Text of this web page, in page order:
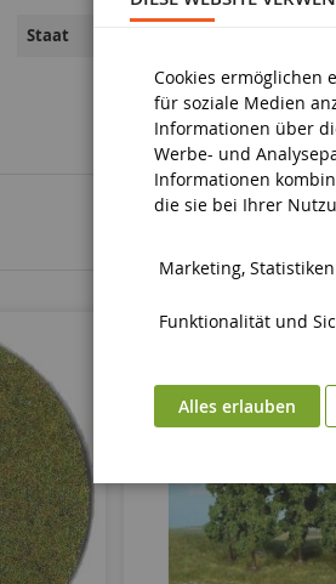
Staat
Cookies ermöglichen
für soziale Medien
Informationen über
Werbe- und
Informationen
die sie bei Ihrer
Marketing,
Funktionalität und
Alles erlauben